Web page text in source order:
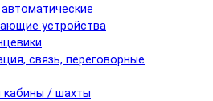
устройства
связь, переговорные
кабины / шахты